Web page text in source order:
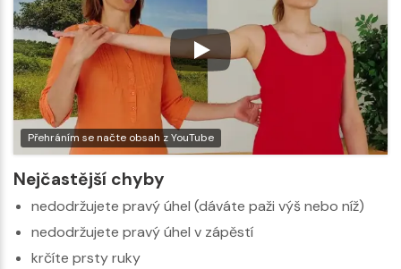
Přehráním se načte obsah z YouTube
Nejčastější chyby
nedodržujete pravý úhel (dáváte paži výš nebo níž)
nedodržujete pravý úhel v zápěstí
krčíte prsty ruky